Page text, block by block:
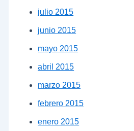
julio 2015
junio 2015
mayo 2015
abril 2015
marzo 2015
febrero 2015
enero 2015